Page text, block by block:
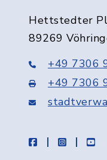
Hettstedter
89269
+49 7306
+49 7306
facebookinstagram